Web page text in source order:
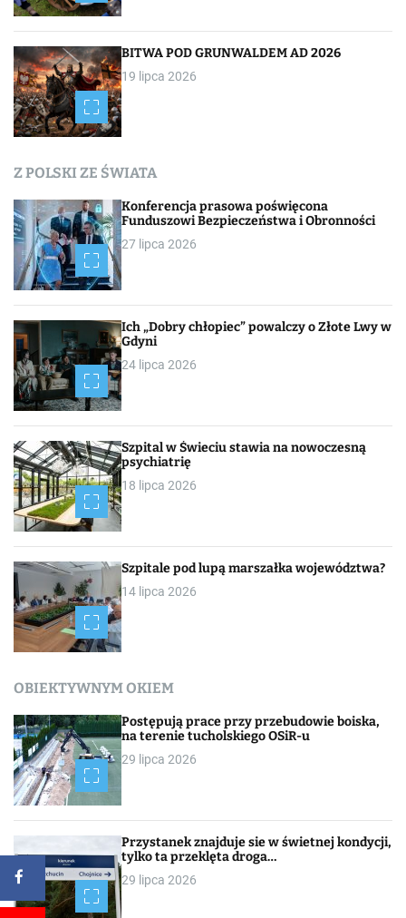
p
i
s
a
BITWA POD GRUNWALDEM AD 2026
19 lipca 2026
Z POLSKI ZE ŚWIATA
Konferencja prasowa poświęcona
Funduszowi Bezpieczeństwa i Obronności
27 lipca 2026
Ich „Dobry chłopiec” powalczy o Złote Lwy w
Gdyni
24 lipca 2026
Szpital w Świeciu stawia na nowoczesną
psychiatrię
18 lipca 2026
Szpitale pod lupą marszałka województwa?
14 lipca 2026
OBIEKTYWNYM OKIEM
Postępują prace przy przebudowie boiska,
na terenie tucholskiego OSiR-u
29 lipca 2026
Przystanek znajduje sie w świetnej kondycji,
tylko ta przeklęta droga…
29 lipca 2026